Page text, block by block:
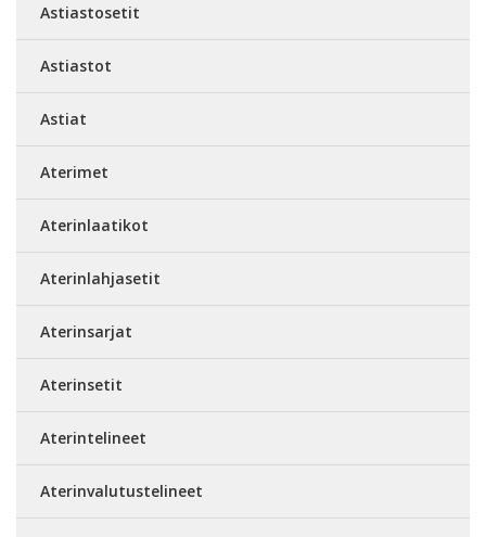
Astiastosetit
Astiastot
Astiat
Aterimet
Aterinlaatikot
Aterinlahjasetit
Aterinsarjat
Aterinsetit
Aterintelineet
Aterinvalutustelineet